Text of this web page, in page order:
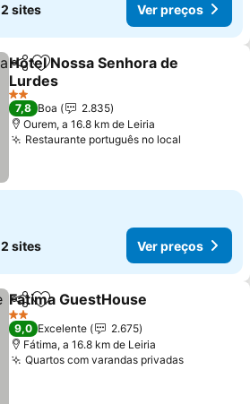
2 sites Ver preços
PartilharAdicionar aos favoritos
Hotel Nossa Senhora de
Lurdes
Ver preços
2 Estrelas
7,8 Boa
2.835
Ourem, a 16.8 km de Leiria
Restaurante português no local
2 sites Ver preços
PartilharAdicionar aos favoritos
Fatima GuestHouse
2 Estrelas
9,0 Excelente
2.675
Fátima, a 16.8 km de Leiria
Quartos com varandas privadasVer